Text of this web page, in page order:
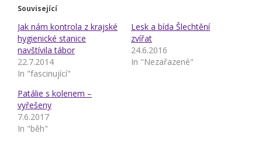
Související
Jak nám kontrola z krajské
hygienické stanice
navštívila tábor
22.7.2014
In "fascinující"
Lesk a bída Šlechtění
zvířat
24.6.2016
In "Nezařazené"
Patálie s kolenem –
vyřešeny
7.6.2017
In "běh"